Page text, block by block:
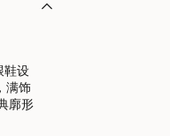
鞋设
满饰
廓形